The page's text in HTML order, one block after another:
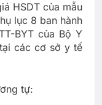
HSDT của mẫu
lục 8 ban hành
BYT của Bộ Y
các cơ sở y tế
tự: